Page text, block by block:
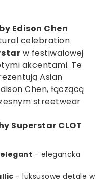
Edison Chen
celebration
w festiwalowej
akcentami. Te
Asian
Chen, łączącą
streetwear
Superstar CLOT
- elegancka
- luksusowe detale w